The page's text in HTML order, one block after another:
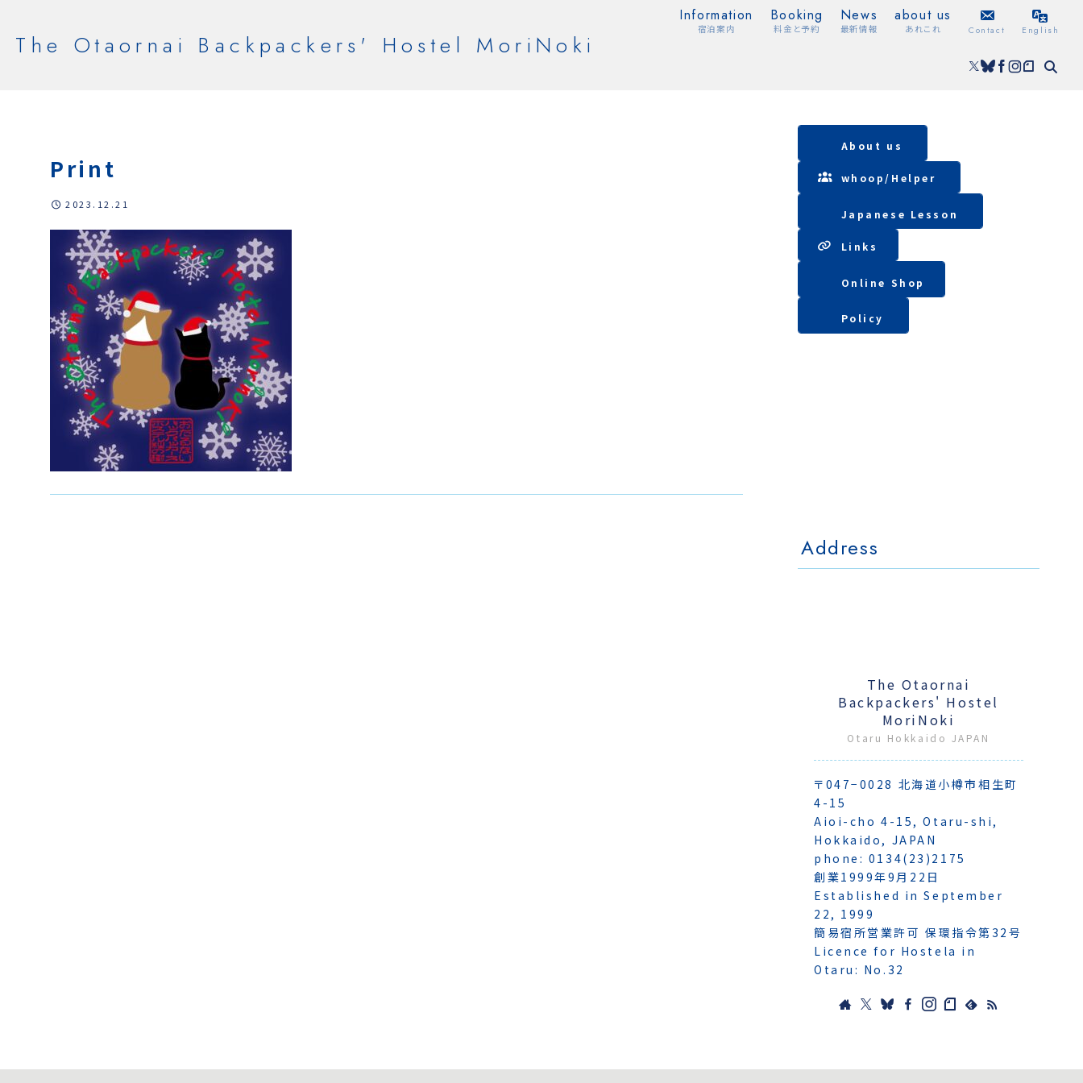
The Otaornai Backpackers' Hostel MoriNoki
Information
宿泊案内
Booking
料金と予約
News
最新情報
about us
あれこれ Contact English
Print
2023.12.21
About us
whoop/ Helper
Japanese Lesson
Lin ks
Online Shop
Policy
Address
The Otaornai
Backpackers' Hostel
MoriNoki
Otaru Hokkaido JAPAN
〒047−0028 北海道小樽市相生町
4-15
Aioi-cho 4-15, Otaru-shi,
Hokkaido, JAPAN
phone: 0134(23)2175
創業1999年9月22日
Established in September
22, 1999
簡易宿所営業許可 保環指令第32号
Licence for Hostela in
Otaru: No.32